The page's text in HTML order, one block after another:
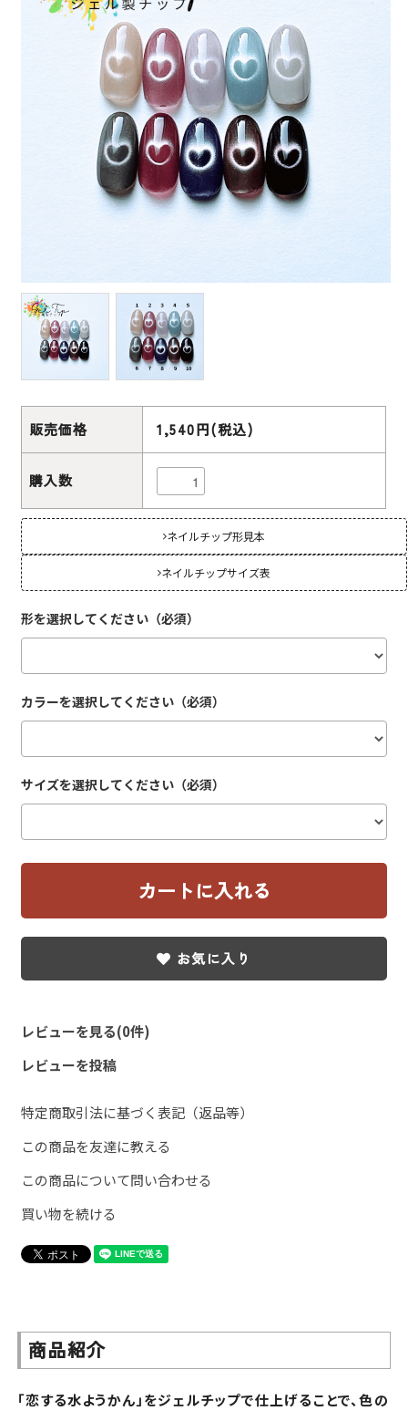
販売価格 1,540円(税込)
購入数
ネイルチップ形見本
ネイルチップサイズ表
形を選択してください（必須）
カラーを選択してください（必須）
サイズを選択してください（必須）
お気に入り
レビューを見る(0件)
レビューを投稿
特定商取引法に基づく表記（返品等）
この商品を友達に教える
この商品について問い合わせる
買い物を続ける
商品紹介
「恋する水ようかん」をジェルチップで仕上げることで、色の